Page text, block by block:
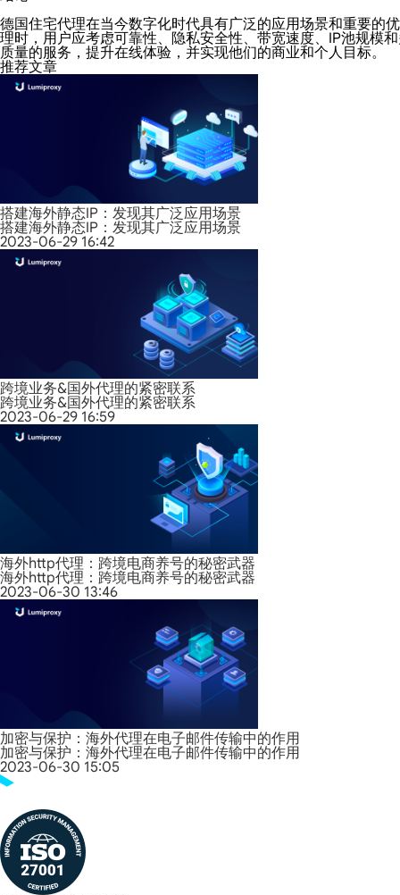
德国住宅代理在当今数字化时代具有广泛的应用场景和重要的
理时，用户应考虑可靠性、隐私安全性、带宽速度、IP池规模
质量的服务，提升在线体验，并实现他们的商业和个人目标。
推荐文章
搭建海外静态IP：发现其广泛应用场景
搭建海外静态IP：发现其广泛应用场景
2023-06-29 16:42
跨境业务&国外代理的紧密联系
跨境业务&国外代理的紧密联系
2023-06-29 16:59
海外http代理：跨境电商养号的秘密武器
海外http代理：跨境电商养号的秘密武器
2023-06-30 13:46
加密与保护：海外代理在电子邮件传输中的作用
加密与保护：海外代理在电子邮件传输中的作用
2023-06-30 15:05